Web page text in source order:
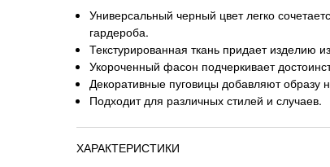
Универсальный черный цвет легко
гардероба.
Текстурированная ткань придает изделию
Укороченный фасон подчеркивает
Декоративные пуговицы добавляют образу
Подходит для различных стилей и случаев.
ХАРАКТЕРИСТИКИ